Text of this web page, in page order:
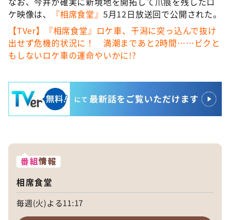
ケ映像は、
『相席食堂』 5月12日放送回で公開された。
【TVer】『相席食堂』ロケ車、干潟に突っ込んで抜け
出せず危機的状況に！ 満潮まであと2時間……ビクと
もしないロケ車の運命やいかに!?
番組情報
相席食堂
毎週(火)よる11:17